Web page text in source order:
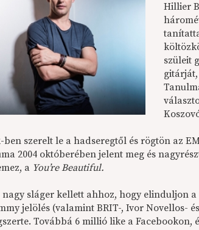
Hillier
szüleit
ben szerelt le a hadseregtől és rögtön az
2004 októberében jelent meg és
a You’re Beautiful.
nagy sláger kellett ahhoz, hogy elinduljon
jelölés (valamint BRIT-, Ivor Novellos-
Továbbá 6 millió like a Facebookon,